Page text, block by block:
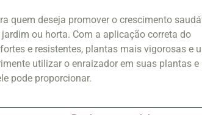
quem deseja promover o crescimento
ou horta. Com a aplicação correta do
e resistentes, plantas mais vigorosas e
utilizar o enraizador em suas plantas e
pode proporcionar.